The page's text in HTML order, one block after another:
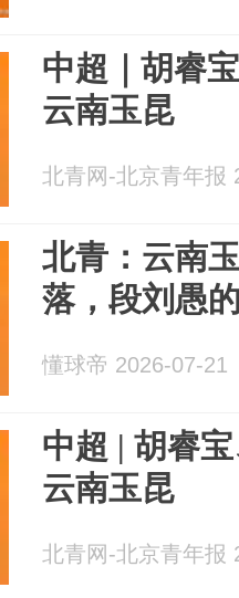
中超｜胡睿
云南玉昆
北青网-北京青年报
北青：云南
落，段刘愚
懂球帝 2026-07-21
中超 | 胡睿
云南玉昆
北青网-北京青年报